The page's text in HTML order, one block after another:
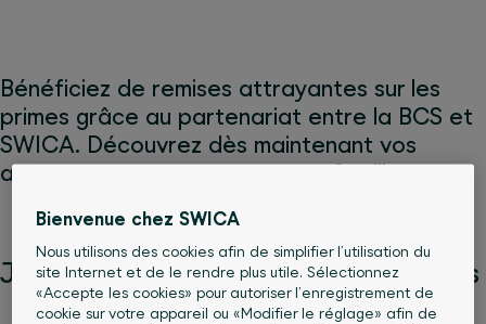
Bénéficiez de remises attrayantes sur les
primes grâce au partenariat entre la BCS et
SWICA. Découvrez dès maintenant vos
avantages, pour vous et votre famille.
Jusqu’à 20% de remise sur vos primes
Bienvenue chez SWICA
Nous utilisons des cookies afin de simplifier l’utilisation du
site Internet et de le rendre plus utile. Sélectionnez
«Accepte les cookies» pour autoriser l’enregistrement de
cookie sur votre appareil ou «Modifier le réglage» afin de